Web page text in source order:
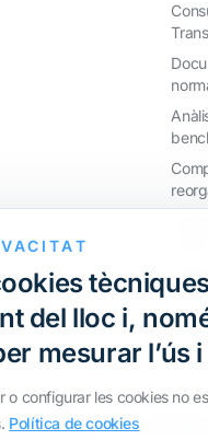
Pricing· Tots els drets
del lloc i,
mesurar l’ús
o configurar les cookies no
Política de cookies